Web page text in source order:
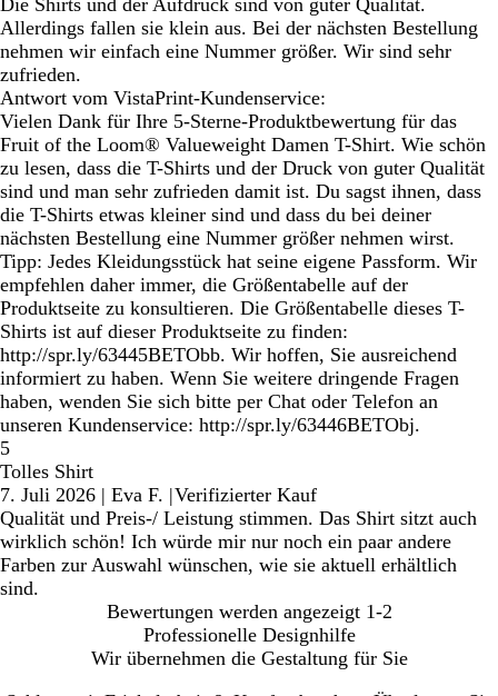
Die Shirts und der Aufdruck sind von guter Qualität.
Allerdings fallen sie klein aus. Bei der nächsten Bestellung
nehmen wir einfach eine Nummer größer. Wir sind sehr
zufrieden.
Antwort vom VistaPrint-Kundenservice:
Vielen Dank für Ihre 5-Sterne-Produktbewertung für das
Fruit of the Loom® Valueweight Damen T-Shirt. Wie schön
zu lesen, dass die T-Shirts und der Druck von guter Qualität
sind und man sehr zufrieden damit ist. Du sagst ihnen, dass
die T-Shirts etwas kleiner sind und dass du bei deiner
nächsten Bestellung eine Nummer größer nehmen wirst.
Tipp: Jedes Kleidungsstück hat seine eigene Passform. Wir
empfehlen daher immer, die Größentabelle auf der
Produktseite zu konsultieren. Die Größentabelle dieses T-
Shirts ist auf dieser Produktseite zu finden:
http://spr.ly/63445BETObb. Wir hoffen, Sie ausreichend
informiert zu haben. Wenn Sie weitere dringende Fragen
haben, wenden Sie sich bitte per Chat oder Telefon an
unseren Kundenservice: http://spr.ly/63446BETObj.
5
Tolles Shirt
7. Juli 2026 | Eva F. |Verifizierter Kauf
Qualität und Preis-/ Leistung stimmen. Das Shirt sitzt auch
wirklich schön! Ich würde mir nur noch ein paar andere
Farben zur Auswahl wünschen, wie sie aktuell erhältlich
sind.
Bewertungen werden angezeigt 1-2
Professionelle Designhilfe
Wir übernehmen die Gestaltung für Sie